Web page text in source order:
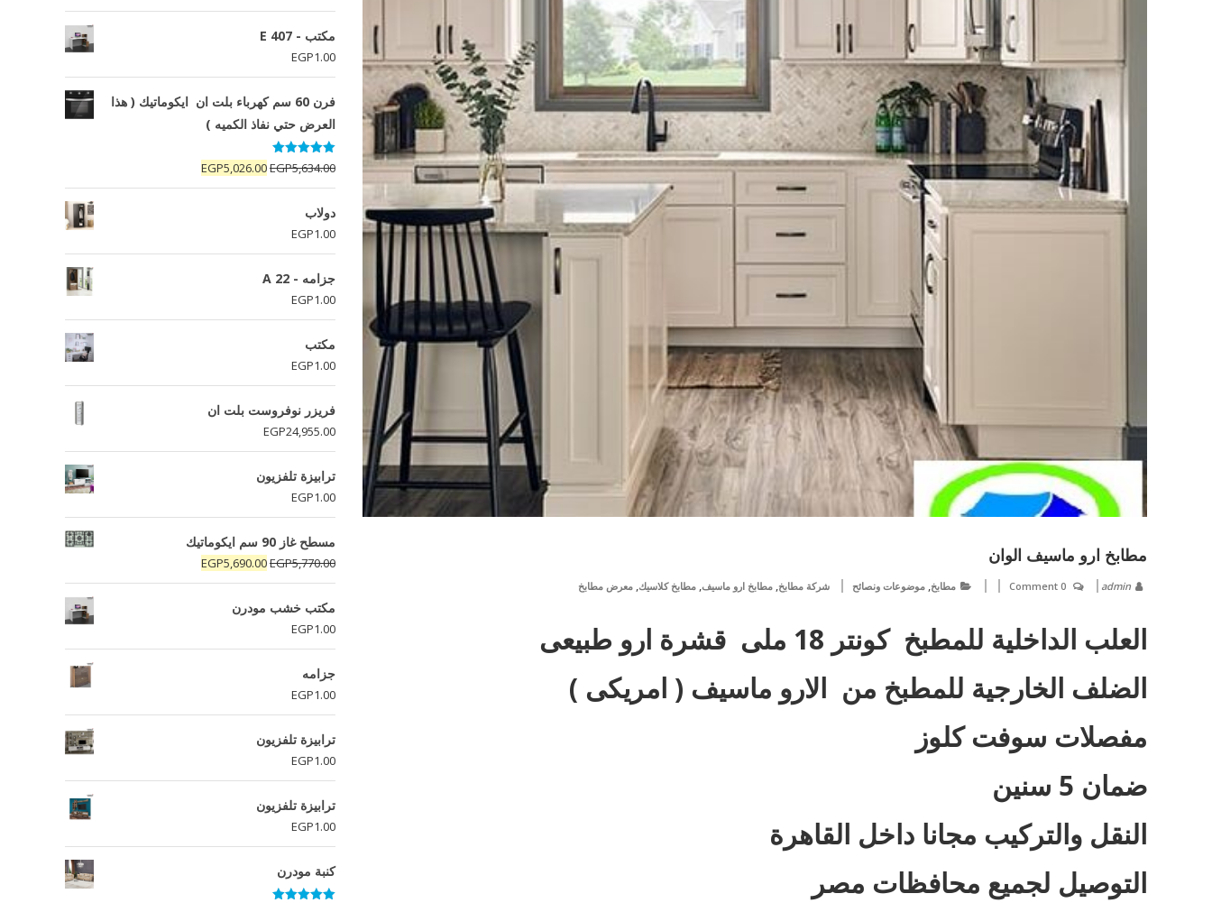
مطابخ ارو ماسيف الوان
admin
0 Comment مطابخ, موضوعات ونصائح شركة مطابخ, مطابخ ارو ماسيف, مطابخ كلاسيك, معرض مطابخ
العلب الداخلية للمطبخ كونتر 18 ملى قشرة ارو طبيعى
الضلف الخارجية للمطبخ من الارو ماسيف ( امريكى )
مفصلات سوفت كلوز
ضمان 5 سنين
النقل والتركيب مجانا داخل القاهرة
التوصيل لجميع محافظات مصر
مكتب - E 407
EGP1.00
فرن 60 سم كهرباء بلت ان ايكوماتيك ( هذا
العرض حتي نفاذ الكميه )
تم التقييم
5.00 من 5EGP5,634.00
السعر
الأصلي
EGP5,026.00
السعر
الحالي
دولاب
EGP1.00
جزامه - A 22
EGP1.00
مكتب
EGP1.00
فريزر نوفروست بلت ان
EGP24,955.00
ترابيزة تلفزيون
EGP1.00
مسطح غاز 90 سم ايكوماتيك
EGP5,770.00
السعر
الأصلي
EGP5,690.00
السعر
الحالي
مكتب خشب مودرن
EGP1.00
جزامه
EGP1.00
ترابيزة تلفزيون
EGP1.00
ترابيزة تلفزيون
EGP1.00
كنبة مودرن